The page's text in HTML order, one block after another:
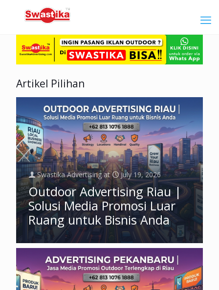
Artikel Pilihan
Swastika Advertising at July 19, 2026
Outdoor Advertising Riau |
Solusi Media Promosi Luar
Ruang untuk Bisnis Anda